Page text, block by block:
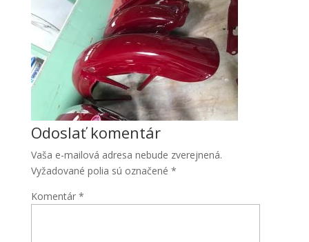
Odoslať komentár
Vaša e-mailová adresa nebude zverejnená.
Vyžadované polia sú označené *
Komentár *